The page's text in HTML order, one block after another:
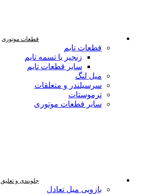
قطعات موتوری
قطعات تایم
زنجیر یا تسمه تایم
سایر قطعات تایم
میل لنگ
سرسیلندر و متعلقات
ترموستات
سایر قطعات موتوری
جلوبندی و تعلیق
بازویی میل تعادل